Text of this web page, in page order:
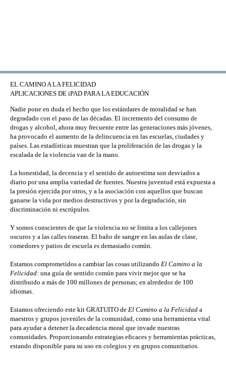
EL CAMINO A LA FELICIDAD
APLICACIONES DE iPAD PARA LA EDUCACIÓN
Nadie pone en duda el hecho que los estándares de moralidad se han
degradado con el paso de las décadas. El incremento del consumo de
drogas y alcohol, ahora muy frecuente entre las generaciones más jóvenes,
ha provocado el aumento de la delincuencia en las escuelas, ciudades y
países. Las estadísticas muestran que la proliferación de las drogas y la
escalada de la violencia van de la mano.
La honestidad, la decencia y el sentido de autoestima son desviados a
diario por una amplia variedad de fuentes. Nuestra juventud está expuesta a
la presión ejercida por otros, y a la asociación con aquellos que buscan
ganarse la vida por medios destructivos y por la degradación, sin
discriminación ni escrúpulos.
Y somos conscientes de que la violencia no se limita a los callejones
oscuros y a las calles traseras. El baño de sangre en las aulas de clase,
comedores y patios de escuela es demasiado común.
Estamos comprometidos a cambiar las cosas utilizando El Camino a la
Felicidad: una guía de sentido común para vivir mejor que se ha
distribuido a más de 100 millones de personas; en alrededor de 100
idiomas.
Estamos ofreciendo este kit GRATUITO de El Camino a la Felicidad a
maestros y grupos juveniles de la comunidad, como una herramienta vital
para ayudar a detener la decadencia moral que invade nuestras
comunidades. Proporcionando estrategias eficaces y herramientas prácticas,
estando disponible para su uso en colegios y en grupos comunitarios.